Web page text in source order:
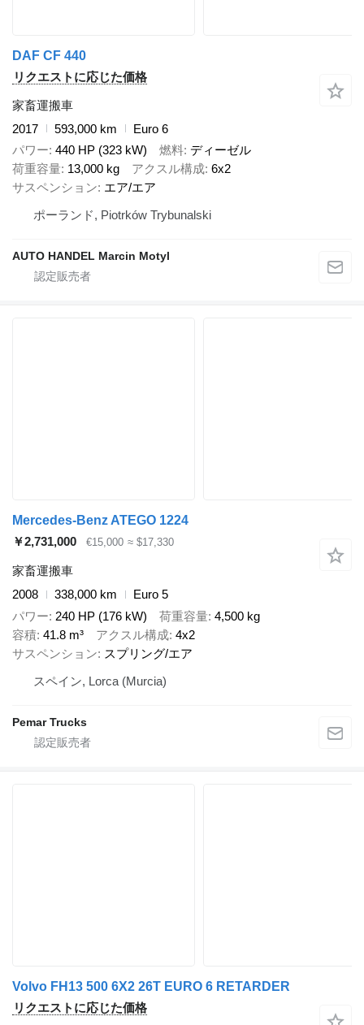
DAF CF 440
リクエストに応じた価格
家畜運搬車
2017
593,000 km
Euro 6
パワー 440 HP (323 kW) 燃料 ディーゼル
荷重容量 13,000 kg アクスル構成 6x2
サスペンション エア/エア
ポーランド, Piotrków Trybunalski
AUTO HANDEL Marcin Motyl
Mercedes-Benz ATEGO 1224
￥2,731,000
€15,000 ≈ $17,330
家畜運搬車
2008
338,000 km
Euro 5
パワー 240 HP (176 kW) 荷重容量 4,500 kg
容積 41.8 m³ アクスル構成 4x2
サスペンション
スプリング/エア
スペイン, Lorca (Murcia)
Pemar Trucks
Volvo FH13 500 6X2 26T EURO 6 RETARDER
リクエストに応じた価格